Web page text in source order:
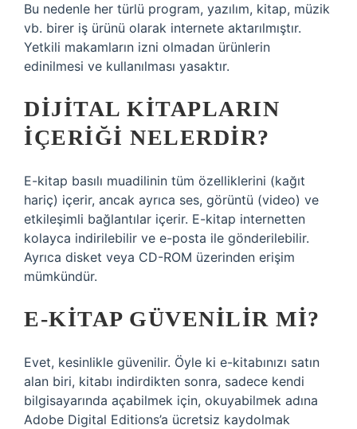
Bu nedenle her türlü program, yazılım, kitap, müzik
vb. birer iş ürünü olarak internete aktarılmıştır.
Yetkili makamların izni olmadan ürünlerin
edinilmesi ve kullanılması yasaktır.
DIJITAL KITAPLARIN
IÇERIĞI NELERDIR?
E-kitap basılı muadilinin tüm özelliklerini (kağıt
hariç) içerir, ancak ayrıca ses, görüntü (video) ve
etkileşimli bağlantılar içerir. E-kitap internetten
kolayca indirilebilir ve e-posta ile gönderilebilir.
Ayrıca disket veya CD-ROM üzerinden erişim
mümkündür.
E-KITAP GÜVENILIR MI?
Evet, kesinlikle güvenilir. Öyle ki e-kitabınızı satın
alan biri, kitabı indirdikten sonra, sadece kendi
bilgisayarında açabilmek için, okuyabilmek adına
Adobe Digital Editions’a ücretsiz kaydolmak